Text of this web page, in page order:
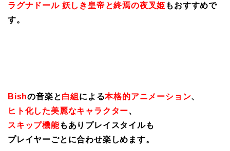
ラグナドール 妖しき皇帝と終焉の夜叉姫 もおすすめで
す。
Bishの音楽と白組 による本格的アニメーション、
ヒト化した美麗なキャラクター、
スキップ機能もありプレイスタイルも
プレイヤーごとに合わせ楽しめます。